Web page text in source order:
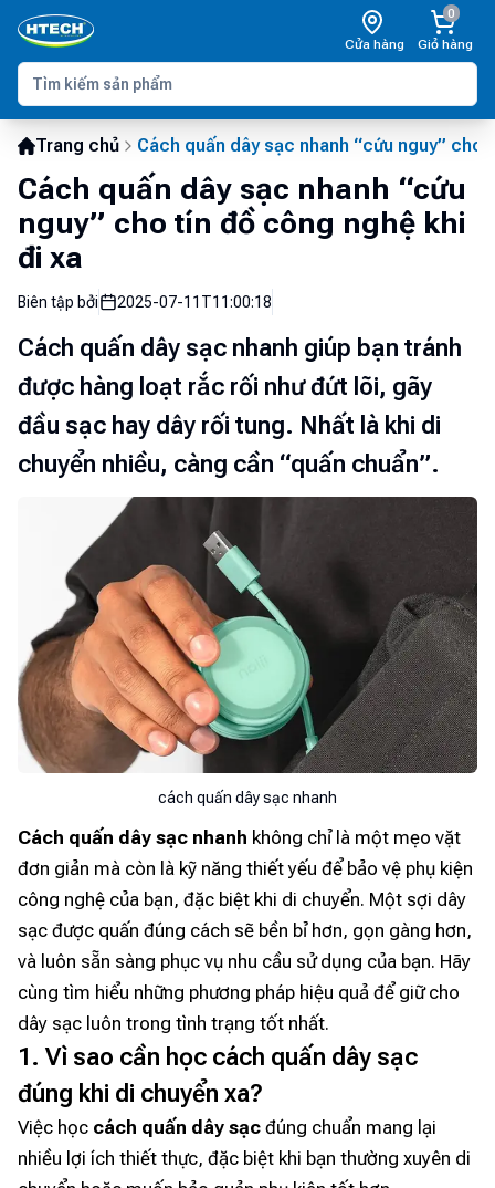
Cửa hàng
0
Giỏ hàng
Trang chủ Cách quấn dây sạc nhanh “cứu nguy” cho
Cách quấn dây sạc nhanh “cứu
nguy” cho tín đồ công nghệ khi
đi xa
Biên tập bởi 2025-07-11T11:00:18
Cách quấn dây sạc nhanh giúp bạn tránh
được hàng loạt rắc rối như đứt lõi, gãy
đầu sạc hay dây rối tung. Nhất là khi di
chuyển nhiều, càng cần “quấn chuẩn”.
cách quấn dây sạc nhanh
Cách quấn dây sạc nhanh không chỉ là một mẹo vặt
đơn giản mà còn là kỹ năng thiết yếu để bảo vệ phụ kiện
công nghệ của bạn, đặc biệt khi di chuyển. Một sợi dây
sạc được quấn đúng cách sẽ bền bỉ hơn, gọn gàng hơn,
và luôn sẵn sàng phục vụ nhu cầu sử dụng của bạn. Hãy
cùng tìm hiểu những phương pháp hiệu quả để giữ cho
dây sạc luôn trong tình trạng tốt nhất.
1. Vì sao cần học cách quấn dây sạc
đúng khi di chuyển xa?
Việc học cách quấn dây sạc đúng chuẩn mang lại
nhiều lợi ích thiết thực, đặc biệt khi bạn thường xuyên di